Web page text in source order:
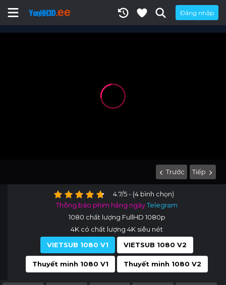
Đăng nhập
Trước Tiếp
4.7/5 - (4 bình chọn)
Thông báo phim hằng ngàyTelegram
1080 chất lượng FullHD 1080p
4K có chất lượng 4K siêu nét
VIETSUB 1080 V1
VIETSUB 1080 V2
Thuyết minh 1080 V1 Thuyết minh 1080 V2